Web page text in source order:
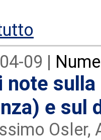
09 |
note
e sul
Osler,